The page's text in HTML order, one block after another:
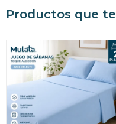
Productos que